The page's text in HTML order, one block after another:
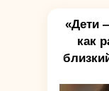
«Дети
как